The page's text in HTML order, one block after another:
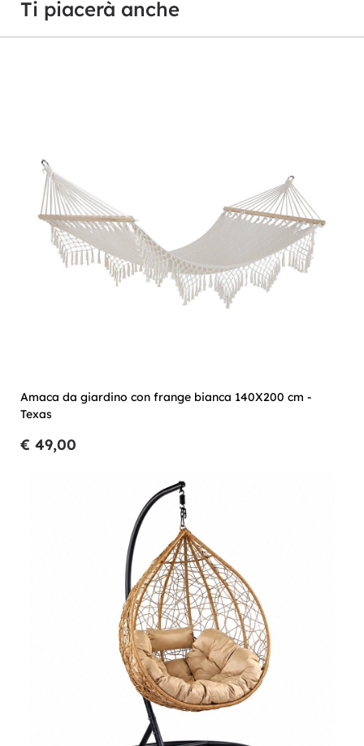
Ti piacerà anche
Amaca da giardino con frange bianca 140X200 cm -
Texas
€ 49,00